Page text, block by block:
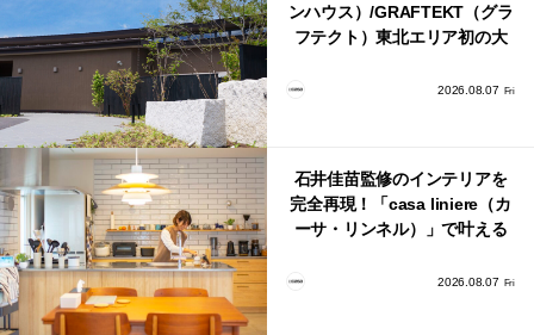
ンハウス）/GRAFTEKT（グラ
フテクト）東北エリア初の大
2026.08.07 Fri
石井佳苗監修のインテリアを
完全再現！「casa liniere（カ
ーサ・リンネル）」で叶える
2026.08.07 Fri